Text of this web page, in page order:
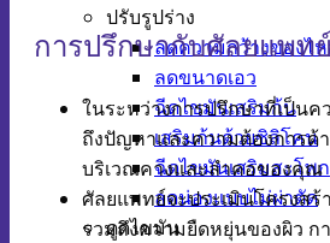
ปรับรูปร่าง
ลดความกว้างของไ
ลดขนาดเอว
ฉีดไขมันเสริมก้น
เสริมก้นด้วยซิลิโคน
ฉีดไขมันเสริมสะโพก
ลดน่องแบบไม่ผ่าตัด
ดูดไขมัน
การปรึกษากับศัลยแพท
ในระหว่างการปรึกษาที่เป็นค
ถึงปัญหาและความต้องการด้
บริเวณคางและลำคอของคุณ
ศัลยแพทย์จะประเมินโครงส
รวมถึงความยืดหยุ่นของผิว ก